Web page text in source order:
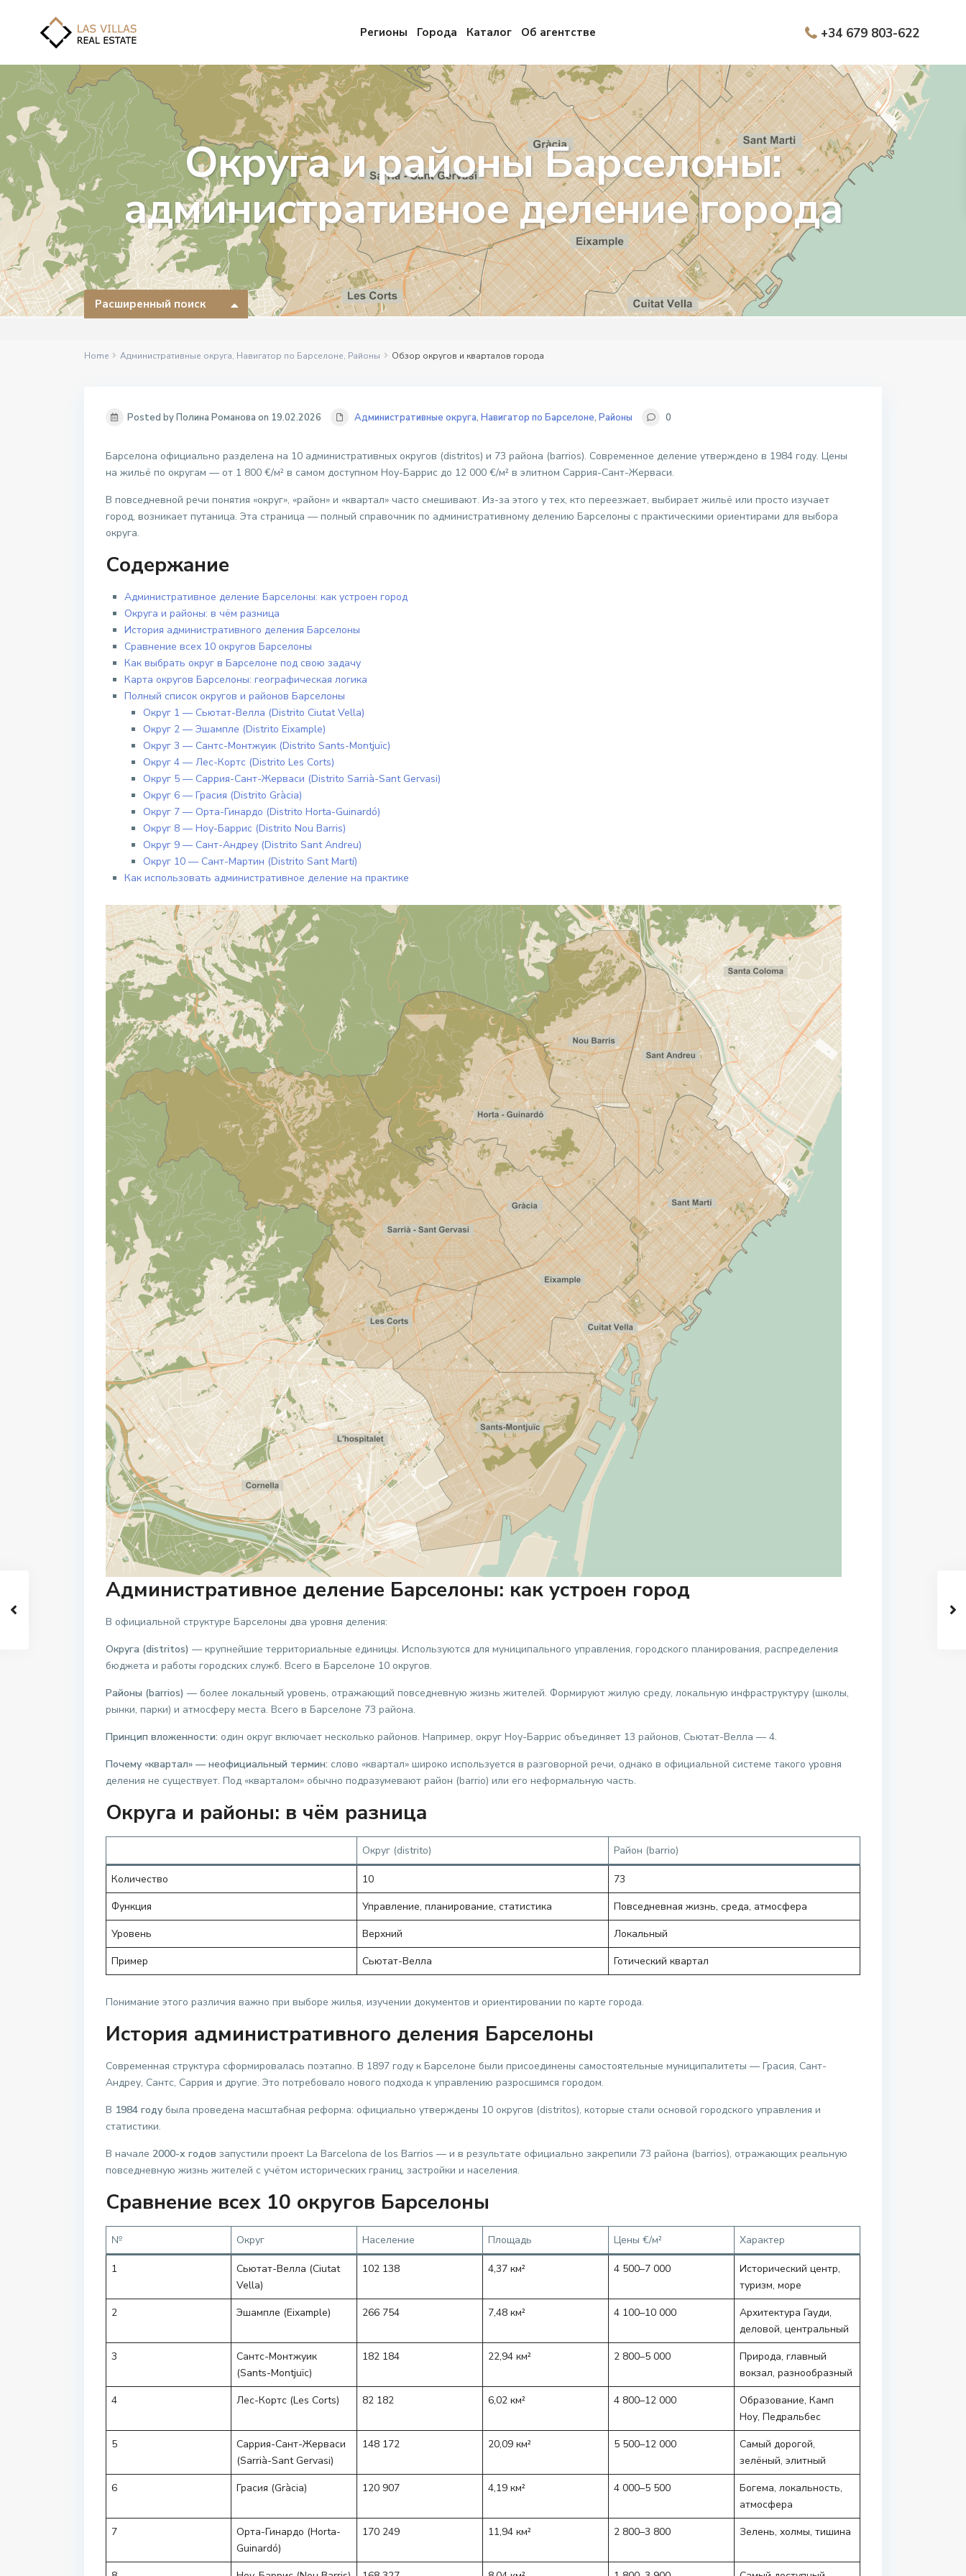
Регионы Города Каталог Об агентстве +34 679 803-622
Округа и районы Барселоны:
административное деление города
Расширенный поиск
Home Административные округа, Навигатор по Барселоне, Районы Обзор округов и кварталов города
Posted by Полина Романова on 19.02.2026 Административные округа, Навигатор по Барселоне, Районы 0
Барселона официально разделена на 10 административных округов (distritos) и 73 района (barrios). Современное деление утверждено в 1984 году. Цены
на жильё по округам — от 1 800 €/м² в самом доступном Ноу-Баррис до 12 000 €/м² в элитном Саррия-Сант-Жерваси.
В повседневной речи понятия «округ», «район» и «квартал» часто смешивают. Из-за этого у тех, кто переезжает, выбирает жильё или просто изучает
город, возникает путаница. Эта страница — полный справочник по административному делению Барселоны с практическими ориентирами для выбора
округа.
Содержание
Административное деление Барселоны: как устроен город
Округа и районы: в чём разница
История административного деления Барселоны
Сравнение всех 10 округов Барселоны
Как выбрать округ в Барселоне под свою задачу
Карта округов Барселоны: географическая логика
Полный список округов и районов Барселоны
Округ 1 — Сьютат-Велла (Distrito Ciutat Vella)
Округ 2 — Эшампле (Distrito Eixample)
Округ 3 — Сантс-Монтжуик (Distrito Sants-Montjuïc)
Округ 4 — Лес-Кортс (Distrito Les Corts)
Округ 5 — Саррия-Сант-Жерваси (Distrito Sarrià-Sant Gervasi)
Округ 6 — Грасия (Distrito Gràcia)
Округ 7 — Орта-Гинардо (Distrito Horta-Guinardó)
Округ 8 — Ноу-Баррис (Distrito Nou Barris)
Округ 9 — Сант-Андреу (Distrito Sant Andreu)
Округ 10 — Сант-Мартин (Distrito Sant Martí)
Как использовать административное деление на практике
Административное деление Барселоны: как устроен город
В официальной структуре Барселоны два уровня деления:
Округа (distritos) — крупнейшие территориальные единицы. Используются для муниципального управления, городского планирования, распределения
бюджета и работы городских служб. Всего в Барселоне 10 округов.
Районы (barrios) — более локальный уровень, отражающий повседневную жизнь жителей. Формируют жилую среду, локальную инфраструктуру (школы,
рынки, парки) и атмосферу места. Всего в Барселоне 73 района.
Принцип вложенности: один округ включает несколько районов. Например, округ Ноу-Баррис объединяет 13 районов, Сьютат-Велла — 4.
Почему «квартал» — неофициальный термин: слово «квартал» широко используется в разговорной речи, однако в официальной системе такого уровня
деления не существует. Под «кварталом» обычно подразумевают район (barrio) или его неформальную часть.
Округа и районы: в чём разница
Округ (distrito) Район (barrio)
Количество 10
73
Функция
Управление, планирование, статистика
Повседневная жизнь, среда, атмосфера
Уровень
Верхний
Локальный
Пример
Сьютат-Велла Готический квартал
Понимание этого различия важно при выборе жилья, изучении документов и ориентировании по карте города.
История административного деления Барселоны
Современная структура сформировалась поэтапно. В 1897 году к Барселоне были присоединены самостоятельные муниципалитеты — Грасия, Сант-
Андреу, Сантс, Саррия и другие. Это потребовало нового подхода к управлению разросшимся городом.
В 1984 году была проведена масштабная реформа: официально утверждены 10 округов (distritos), которые стали основой городского управления и
статистики.
В начале 2000-х годов запустили проект La Barcelona de los Barrios — и в результате официально закрепили 73 района (barrios), отражающих реальную
повседневную жизнь жителей с учётом исторических границ, застройки и населения.
Сравнение всех 10 округов Барселоны
№ Округ Население Площадь Цены €/м² Характер
1
Сьютат-Велла (Ciutat
Vella)
102 138 4,37 км² 4 500–7 000
Исторический центр,
туризм, море
2
Эшампле (Eixample) 266 754 7,48 км² 4 100–10 000
Архитектура Гауди,
деловой, центральный
3
Сантс-Монтжуик
(Sants-Montjuïc)
182 184 22,94 км² 2 800–5 000
Природа, главный
вокзал, разнообразный
4
Лес-Кортс (Les Corts) 82 182 6,02 км² 4 800–12 000
Образование, Камп
Ноу, Педральбес
5
Саррия-Сант-Жерваси
(Sarrià-Sant Gervasi)
148 172 20,09 км² 5 500–12 000
Самый дорогой,
зелёный, элитный
6
Грасия (Gràcia) 120 907 4,19 км² 4 000–5 500
Богема, локальность,
атмосфера
7
Орта-Гинардо (Horta-
Guinardó)
170 249 11,94 км² 2 800–3 800 Зелень, холмы, тишина